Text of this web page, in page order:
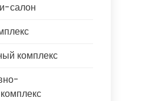
салон
комплекс